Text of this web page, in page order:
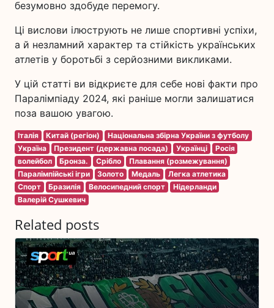
безумовно здобуде перемогу.
Ці вислови ілюструють не лише спортивні успіхи,
а й незламний характер та стійкість українських
атлетів у боротьбі з серйозними викликами.
У цій статті ви відкриєте для себе нові факти про
Паралімпіаду 2024, які раніше могли залишатися
поза вашою увагою.
Італія Китай (регіон)
Національна збірна України з футболу
Україна
Президент (державна посада) Українці
Росія
волейбол
Бронза. Срібло
Плавання (розмежування)
Паралімпійські ігри
Золото Медаль
Легка атлетика
Спорт
Бразилія Велосипедний спорт
Нідерланди
Валерій Сушкевич
Related posts